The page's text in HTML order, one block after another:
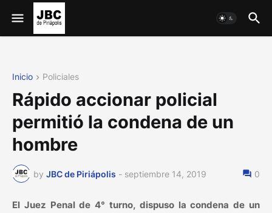
Inicio Policiales
Rápido accionar policial
permitió la condena de un
hombre
by JBC de Piriápolis - septiembre 14, 2019 0
El Juez Penal de 4° turno, dispuso la condena de un